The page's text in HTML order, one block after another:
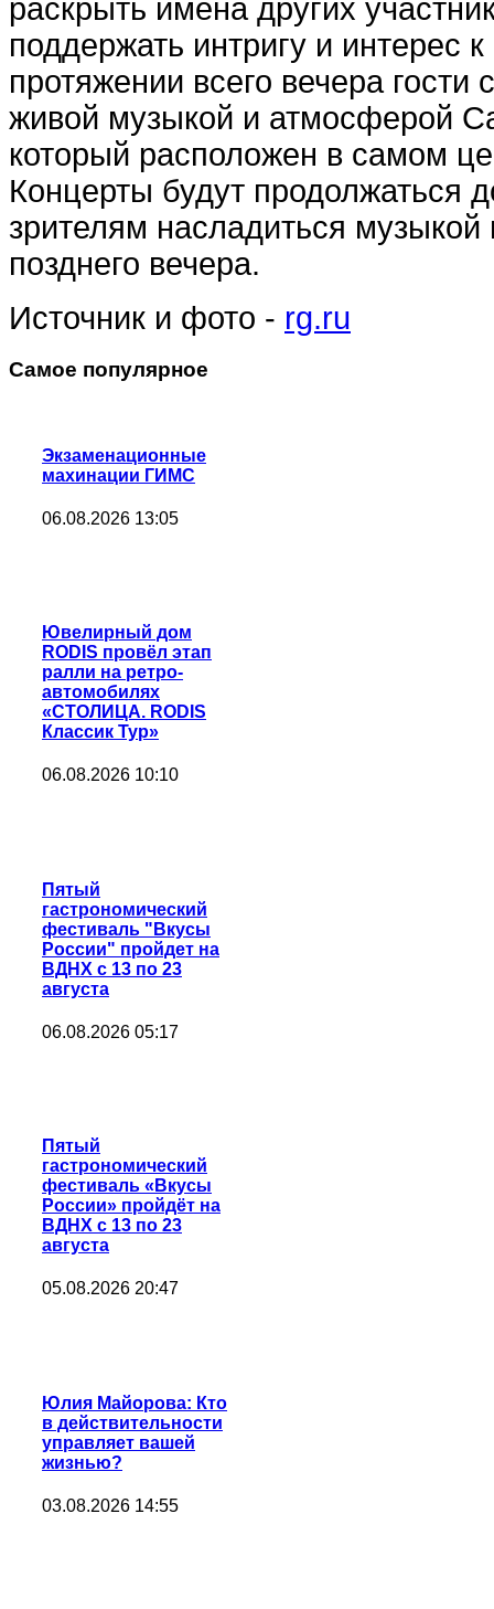
раскрыть имена других
поддержать интригу и интерес
протяжении всего вечера гости
живой музыкой и атмосферой
который расположен в самом
Концерты будут продолжаться
зрителям насладиться музыкой
позднего вечера.
Источник и фото - rg.ru
Самое популярное
Экзаменационные
махинации ГИМС
06.08.2026 13:05
Ювелирный дом
RODIS провёл этап
ралли на ретро-
автомобилях
«СТОЛИЦА. RODIS
Классик Тур»
06.08.2026 10:10
Пятый
гастрономический
фестиваль "Вкусы
России" пройдет на
ВДНХ с 13 по 23
августа
06.08.2026 05:17
Пятый
гастрономический
фестиваль «Вкусы
России» пройдёт на
ВДНХ с 13 по 23
августа
05.08.2026 20:47
Юлия Майорова: Кто
в действительности
управляет вашей
жизнью?
03.08.2026 14:55